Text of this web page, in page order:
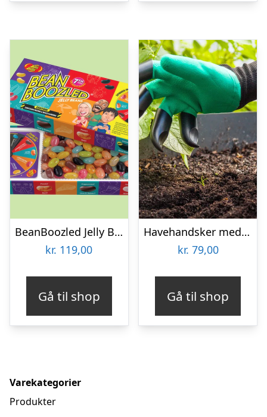
BeanBoozled Jelly Beans Box 7th Edition
kr. 119,00
Gå til shop
Havehandsker med Klør – Spralla
kr. 79,00
Gå til shop
Varekategorier
Produkter